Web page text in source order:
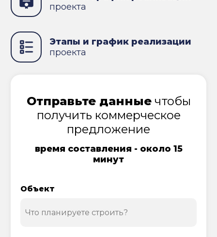
проекта
Этапы и график реализации
проекта
Отправьте данныечтобы
получить коммерческое
предложение
время составления - около 15
минут
Объект